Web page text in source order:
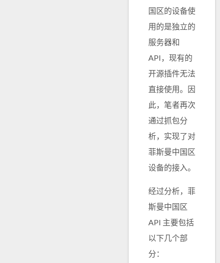
国区的设备使
用的是独立的
服务器和
API，现有的
开源插件无法
直接使用。因
此，笔者再次
通过抓包分
析，实现了对
菲斯曼中国区
设备的接入。
经过分析，菲
斯曼中国区
API 主要包括
以下几个部
分：